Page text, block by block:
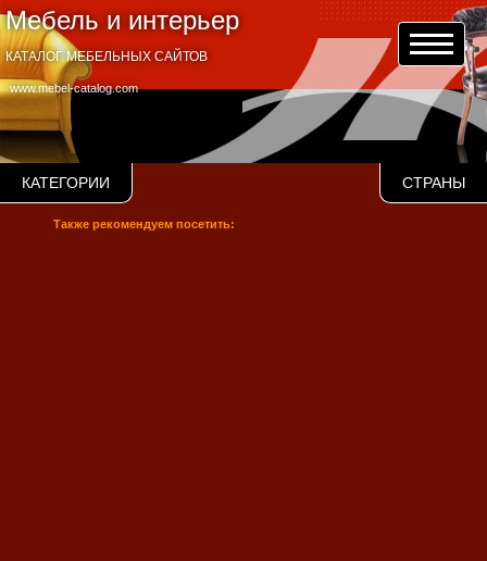
Мебель и интерьер
www.mebel-catalog.com
КАТАЛОГ МЕБЕЛЬНЫХ САЙТОВ
КАТЕГОРИИ СТРАНЫ
Также рекомендуем посетить: